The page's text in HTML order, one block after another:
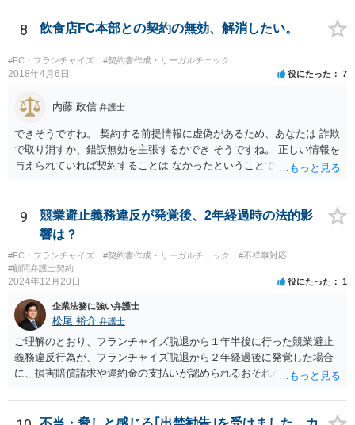
その条項には、単に行ってはならない、とだけ書いてある場合もあれ
ば、「自ら又は他人と共同で」行ってはならない、「他人に行わせる
ことも同様」といった書き方がされている場合もあります。 上記のと
おり店の名義人になっているとすれば、知人と共同で、あるいは知人
に行わせて、同一・類似の事業を行っている場合として、契約上の義
合、運営方法や納税負担・収益分配などは、共同経営者内部の取り決
めに過ぎないという理解になります。）。 支払を求められている賠償
金額にもよりますが、支払を拒絶した場合、契約の解除に繋がる可能
性もありますので、支払や本部との交渉で話し合いがつかない場合
は、契約書持参で弁護士に相談・交渉等の依頼を検討されてもよいと
8 飲食店FC本部との契約の無効、解消したい。
#FC・フランチャイズ #契約書作成・リーガルチェック
2018年4月6日 役にたった 7
内藤 政信 弁護士
できそうですね。 契約する前提情報に虚偽があるため、あなたは 詐欺
で取り消すか、錯誤無効を主張するかでき そうですね。 正しい情報を
与えられていれば契約することは なかったということでしょう。 嘘を
ね。
9
競業避止義務違反が発覚後、2年経過時の法的影
響は？
#FC・フランチャイズ #契約書作成・リーガルチェック
#不祥事対応
#顧問弁護士契約
2024年12月20日 役にたった 1
企業法務に強い弁護士
松尾 裕介 弁護士
ご理解のとおり、フランチャイズ脱退から１年半後に行った競業避止
義務違反行為が、フランチャイズ脱退から２年経過後に発覚した場合
に、損害賠償請求や違約金の支払いが認められるおそれがあると考え